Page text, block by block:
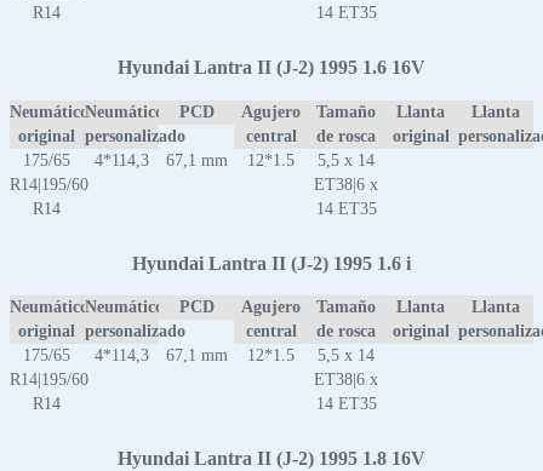
R14
14 ET35
Hyundai Lantra II (J-2) 1995 1.6 16V
Neumático
original
Neumático
personalizado
PCD
Agujero
central
Tamaño
de rosca
Llanta
original
Llanta
175/65
R14|195/60
R14
4*114,3 67,1 mm 12*1.5
5,5 x 14
ET38|6 x
14 ET35
Hyundai Lantra II (J-2) 1995 1.6 i
Neumático
original
Neumático
personalizado
PCD
Agujero
central
Tamaño
de rosca
Llanta
original
Llanta
175/65
R14|195/60
R14
4*114,3 67,1 mm 12*1.5
5,5 x 14
ET38|6 x
14 ET35
Hyundai Lantra II (J-2) 1995 1.8 16V